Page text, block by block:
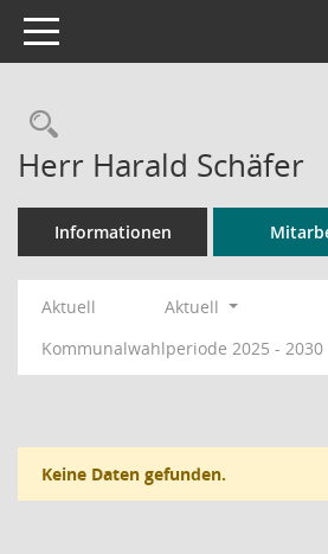
Toggle navigation
Rechercheauswahl
Herr Harald Schäfer
Informationen
Aktuell
Aktuell
Kommunalwahlperiode 2025 - 2030
Keine Daten gefunden.